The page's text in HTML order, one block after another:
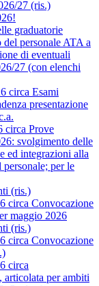
27 (ris.)
graduatorie
personale ATA a
di eventuali
27 (con elenchi
circa Esami
presentazione
circa Prove
svolgimento delle
ed integrazioni alla
per le
(ris.)
circa Convocazione
maggio 2026
(ris.)
circa Convocazione
circa
articolata per ambiti